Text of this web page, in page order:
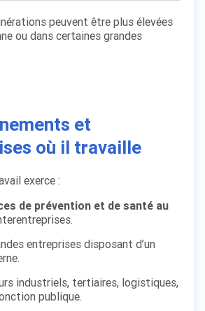
peuvent être plus élevées
ou dans certaines grandes
et
où il travaille
exerce :
de prévention et de santé au
entreprises disposant d’un
industriels, tertiaires, logistiques,
publique.